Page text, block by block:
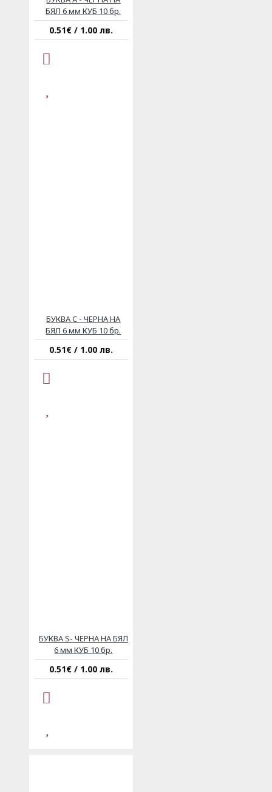
БЯЛ 6 мм КУБ 10 бр.
0.51€ / 1.00 лв.
БУКВА C - ЧЕРНА НА
БЯЛ 6 мм КУБ 10 бр.
0.51€ / 1.00 лв.
БУКВА S- ЧЕРНА НА БЯЛ
6 мм КУБ 10 бр.
0.51€ / 1.00 лв.